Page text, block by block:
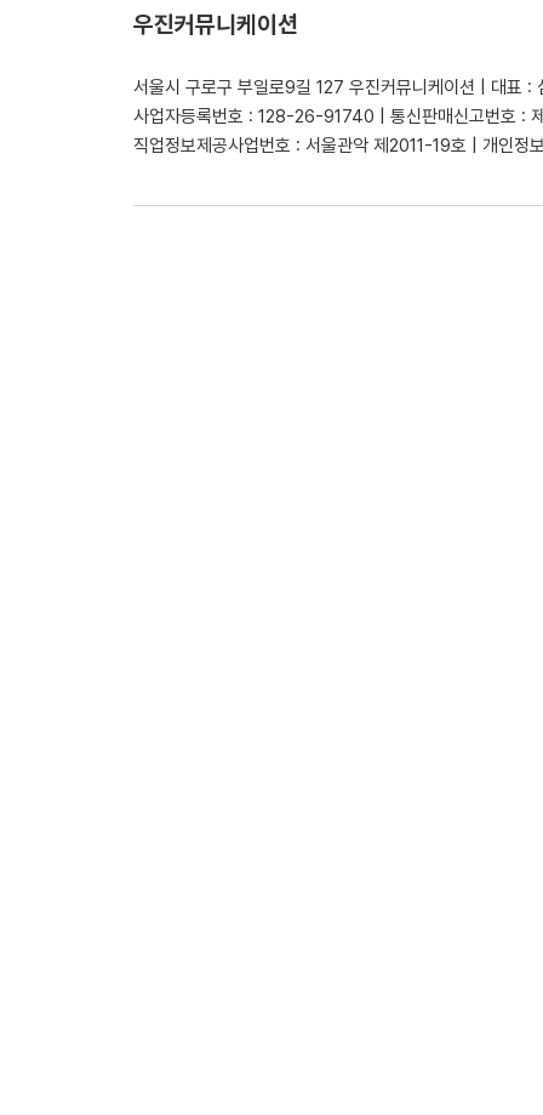
우진커뮤니케이션
서울시 구로구 부일로9길 127 우진커뮤니케이션 | 대표 :
사업자등록번호 : 128-26-91740 | 통신판매신고번호 :
직업정보제공사업번호 : 서울관악 제2011-19호 | 개인정